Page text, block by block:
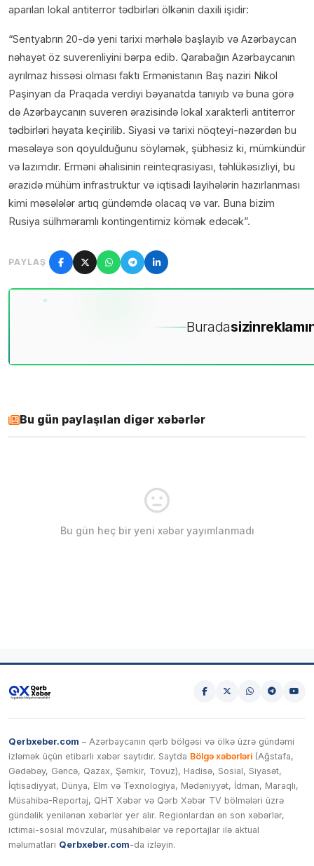
aparılan lokal antiterror tədbirləri ölkənin daxili işidir:
“Sentyabrın 20-də yeni tarixi mərhələ başlayıb və Azərbaycan
nəhayət öz suverenliyini bərpa edib. Qarabağın Azərbaycanın
ayrılmaz hissəsi olması faktı Ermənistanın Baş naziri Nikol
Paşinyan da Praqada verdiyi bəyanatda tanıyıb və buna görə
də Azərbaycanın suveren ərazisində lokal xarakterli antiterror
tədbirləri həyata keçirilib. Siyasi və tarixi nöqteyi-nəzərdən bu
məsələyə son qoyulduğunu söyləmək, şübhəsiz ki, mümkündür
və lazımdır. Erməni əhalisinin reinteqrasiyası, təhlükəsizliyi, bu
ərazidə mühüm infrastruktur və iqtisadi layihələrin hazırlanması
kimi məsələlər artıq gündəmdə olacaq və var. Buna bizim
Rusiya sülhməramlı kontingentimiz kömək edəcək”.
PAYLAŞ
Buradasizin
Bu gün paylaşılan digər xəbərlər
Bu gün heç bir yeni xəbər yayımlanmadı
Qerbxeber.com – Azərbaycanın qərb bölgəsi və ölkə üzrə gündəmi
izləmək üçün etibarlı xəbər saytıdır. Saytda Bölgə xəbərləri (Ağstafa,
Gədəbəy, Gəncə, Qazax, Şəmkir, Tovuz), Hadisə, Sosial, Siyasət,
İqtisadiyyat, Dünya, Elm və Texnologiya, Mədəniyyət, İdman, Maraqlı,
Müsahibə-Reportaj, QHT Xəbər və Qərb Xəbər TV bölmələri üzrə
gündəlik yenilənən xəbərlər yer alır. Regionlardan ən son xəbərlər,
ictimai-sosial mövzular, müsahibələr və reportajlar ilə aktual
məlumatları Qerbxeber.com-da izləyin.